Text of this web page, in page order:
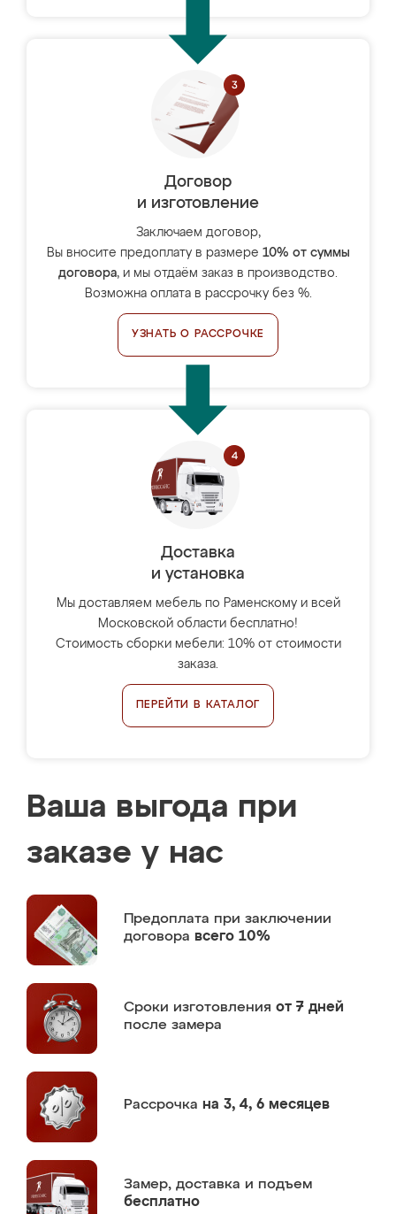
Договор
и изготовление
Заключаем договор,
Вы вносите предоплату в размере 10% от суммы
договора, и мы отдаём заказ в производство.
Возможна оплата в рассрочку без %.
УЗНАТЬ О РАССРОЧКЕ
Доставка
и установка
Мы доставляем мебель по Раменскому и всей
Московской области бесплатно!
Стоимость сборки мебели: 10% от стоимости
заказа.
ПЕРЕЙТИ В КАТАЛОГ
Ваша выгода при
заказе у нас
Предоплата при заключении
договора всего 10%
Сроки изготовления от 7 дней
после замера
Рассрочка на 3, 4, 6 месяцев
Замер, доставка и подъем
бесплатно